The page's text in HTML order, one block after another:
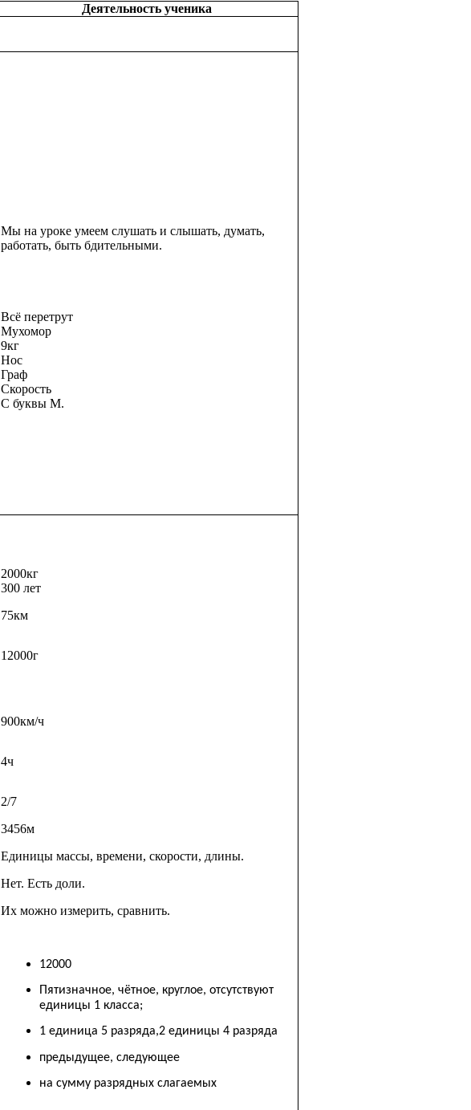
Деятельность ученика
Мы на уроке умеем слушать и слышать, думать,
работать, быть бдительными.
Всё перетрут
Мухомор
9кг
Нос
Граф
Скорость
С буквы М.
2000кг
300 лет
75км
12000г
900км/ч
4ч
2/7
3456м
Единицы массы, времени, скорости, длины.
Нет. Есть доли.
Их можно измерить, сравнить.
12000
Пятизначное, чётное, круглое, отсутствуют
единицы 1 класса;
1 единица 5 разряда,2 единицы 4 разряда
предыдущее, следующее
на сумму разрядных слагаемых